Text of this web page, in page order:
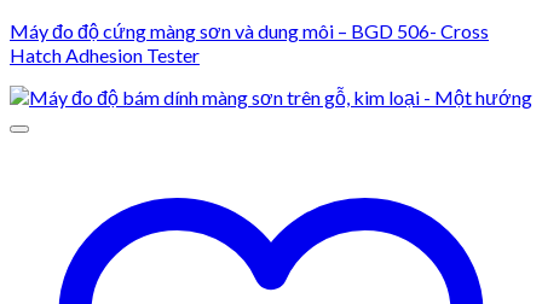
Máy đo độ cứng màng sơn và dung môi – BGD 506- Cross
Hatch Adhesion Tester